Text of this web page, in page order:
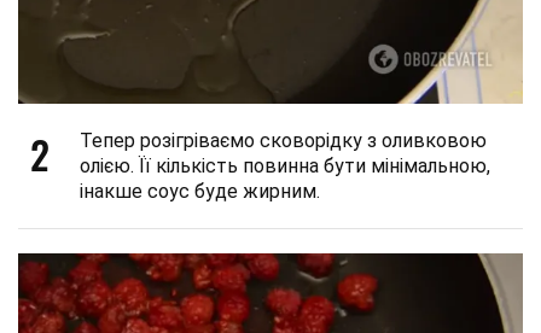
2
Тепер розігріваємо сковорідку з оливковою
олією. Її кількість повинна бути мінімальною,
інакше соус буде жирним.